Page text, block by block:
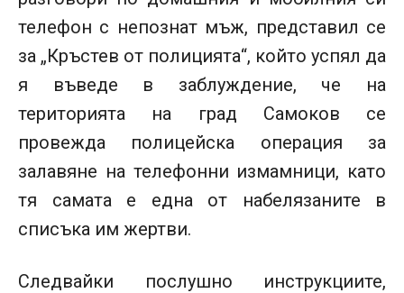
телефон с непознат мъж, представил се
за „Кръстев от полицията“, който успял да
я въведе в заблуждение, че на
територията на град Самоков се
провежда полицейска операция за
залавяне на телефонни измамници, като
тя самата е една от набелязаните в
списъка им жертви.
Следвайки послушно инструкциите,